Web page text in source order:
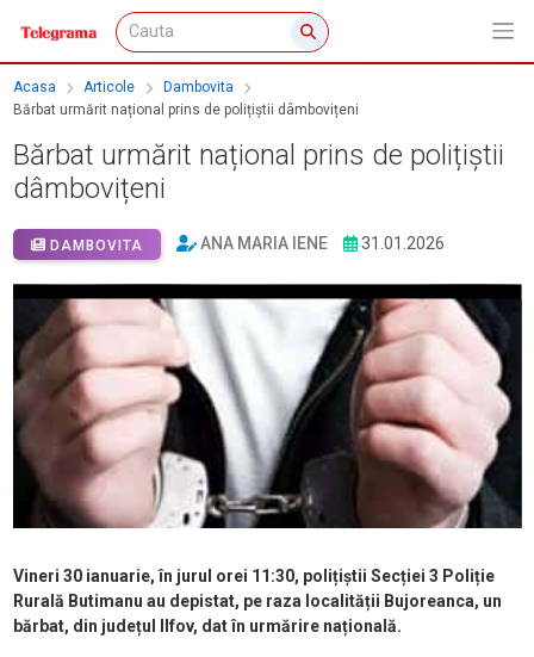
Acasa Articole
Dambovita
Bărbat urmărit național prins de polițiștii dâmbovițeni
Bărbat urmărit național prins de polițiștii
dâmbovițeni
DAMBOVITA ANA MARIA IENE 31.01.2026
Vineri 30 ianuarie, în jurul orei 11:30, polițiștii Secției 3 Poliție
Rurală Butimanu au depistat, pe raza localității Bujoreanca, un
bărbat, din județul Ilfov, dat în urmărire națională.